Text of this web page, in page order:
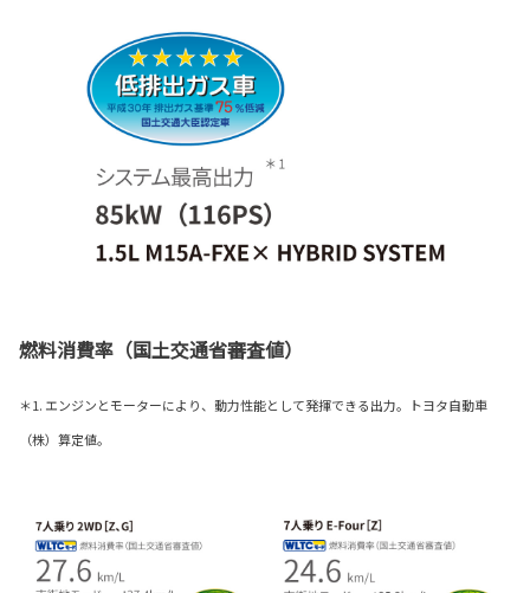
燃料消費率（国土交通省審査値）
＊1. エンジンとモーターにより、動力性能として発揮できる出力。トヨタ自動車
（株）算定値。